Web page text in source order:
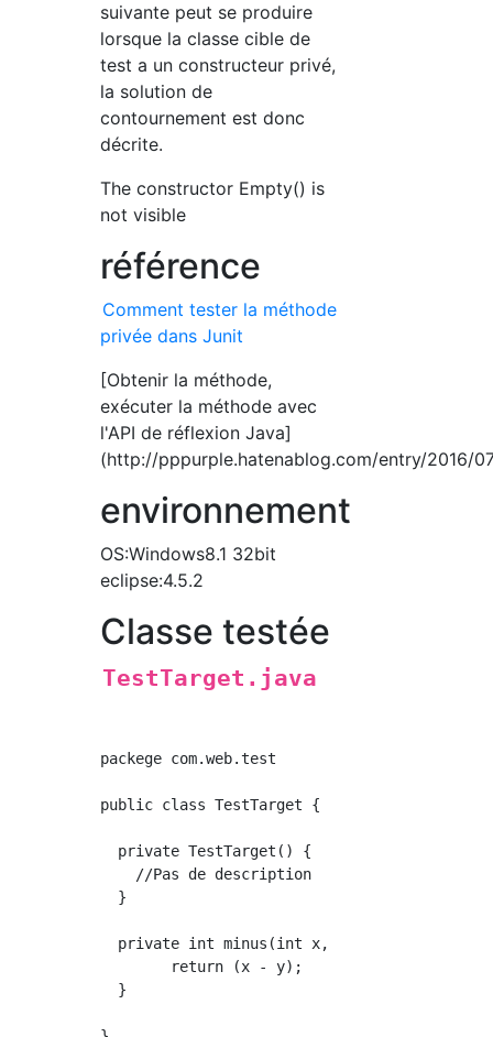
suivante peut se produire
lorsque la classe cible de
test a un constructeur privé,
la solution de
contournement est donc
décrite.
The constructor Empty() is
not visible
référence
Comment tester la méthode
privée dans Junit
[Obtenir la méthode,
exécuter la méthode avec
l'API de réflexion Java]
(http://pppurple.hatenablog.com/entry/2016/
environnement
OS:Windows8.1 32bit
eclipse:4.5.2
Classe testée
TestTarget.java
packege com.web.test
public class TestTarget {
  private TestTarget() {
    //Pas de description
  }
  private int minus(int x, int y) {
        return (x - y);
  }